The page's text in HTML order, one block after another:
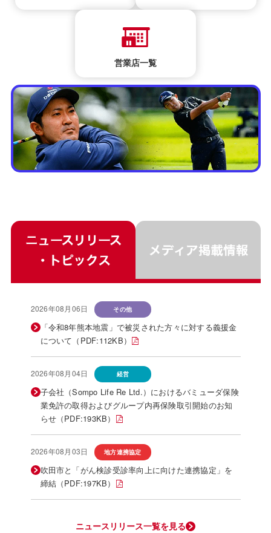
営業店一覧
2026年08月06日 その他
「令和8年熊本地震」で被災された方々に対する義援金
について（PDF:112KB）
2026年08月04日 経営
子会社（Sompo Life Re Ltd.）におけるバミューダ保険
業免許の取得およびグループ内再保険取引開始のお知
らせ（PDF:193KB）
2026年08月03日 地方連携協定
吹田市と「がん検診受診率向上に向けた連携協定」を
締結（PDF:197KB）
ニュースリリース一覧を見る